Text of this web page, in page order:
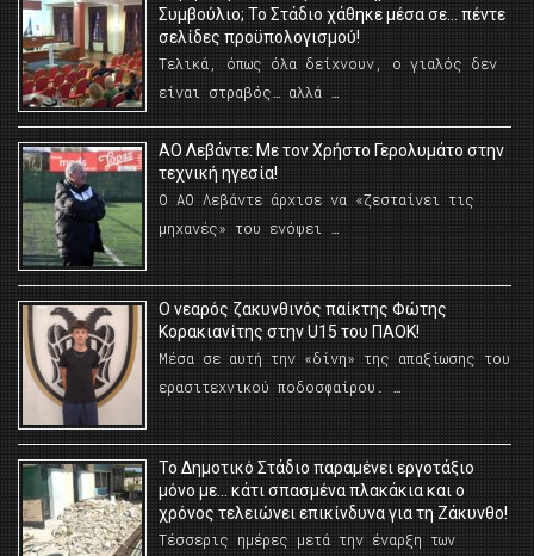
Συμβούλιο; Το Στάδιο χάθηκε μέσα σε… πέντε
σελίδες προϋπολογισμού!
Τελικά, όπως όλα δείχνουν, ο γιαλός δεν
είναι στραβός… αλλά …
ΑΟ Λεβάντε: Με τον Χρήστο Γερολυμάτο στην
τεχνική ηγεσία!
Ο ΑΟ Λεβάντε άρχισε να «ζεσταίνει τις
μηχανές» του ενόψει …
O νεαρός ζακυνθινός παίκτης Φώτης
Κορακιανίτης στην U15 του ΠΑΟΚ!
Μέσα σε αυτή την «δίνη» της απαξίωσης του
ερασιτεχνικού ποδοσφαίρου. …
Το Δημοτικό Στάδιο παραμένει εργοτάξιο
μόνο με… κάτι σπασμένα πλακάκια και ο
χρόνος τελειώνει επικίνδυνα για τη Ζάκυνθο!
Τέσσερις ημέρες μετά την έναρξη των